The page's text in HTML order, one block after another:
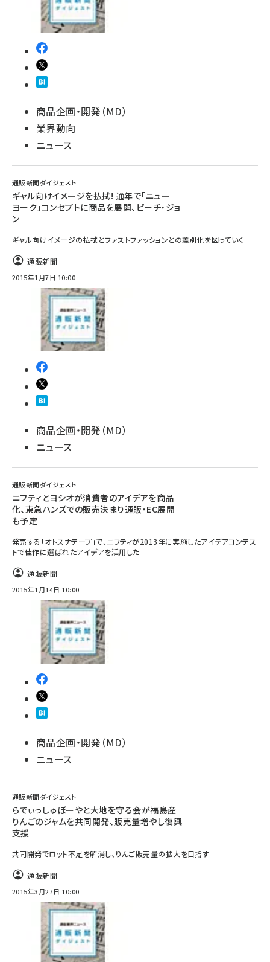
商品企画・開発（MD）
業界動向
ニュース
通販新聞ダイジェスト
ギャル向けイメージを払拭! 通年で「ニュー
ヨーク」コンセプトに商品を展開、ピーチ・ジョ
ン
ギャル向けイメージの払拭とファストファッションとの差別化を図っていく
通販新聞
2015年1月7日 10:00
商品企画・開発（MD）
ニュース
通販新聞ダイジェスト
ニフティとヨシオが消費者のアイデアを商品
化、東急ハンズでの販売決まり通販・EC展開
も予定
発売する「オトスナテープ」で、ニフティが2013年に実施したアイデアコンテス
トで佳作に選ばれたアイデアを活用した
通販新聞
2015年1月14日 10:00
商品企画・開発（MD）
ニュース
通販新聞ダイジェスト
らでぃっしゅぼーやと大地を守る会が福島産
りんごのジャムを共同開発、販売量増やし復興
支援
共同開発でロット不足を解消し、りんご販売量の拡大を目指す
通販新聞
2015年3月27日 10:00